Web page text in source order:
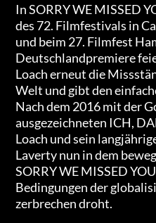
In SORRY WE MISSED
des 72. Filmfestivals in
und beim 27. Filmfest
Deutschlandpremiere
Loach erneut die
Welt und gibt den
Nach dem 2016 mit der
ausgezeichneten ICH,
Loach und sein
Laverty nun in dem
SORRY WE MISSED
Bedingungen der
zerbrechen droht.